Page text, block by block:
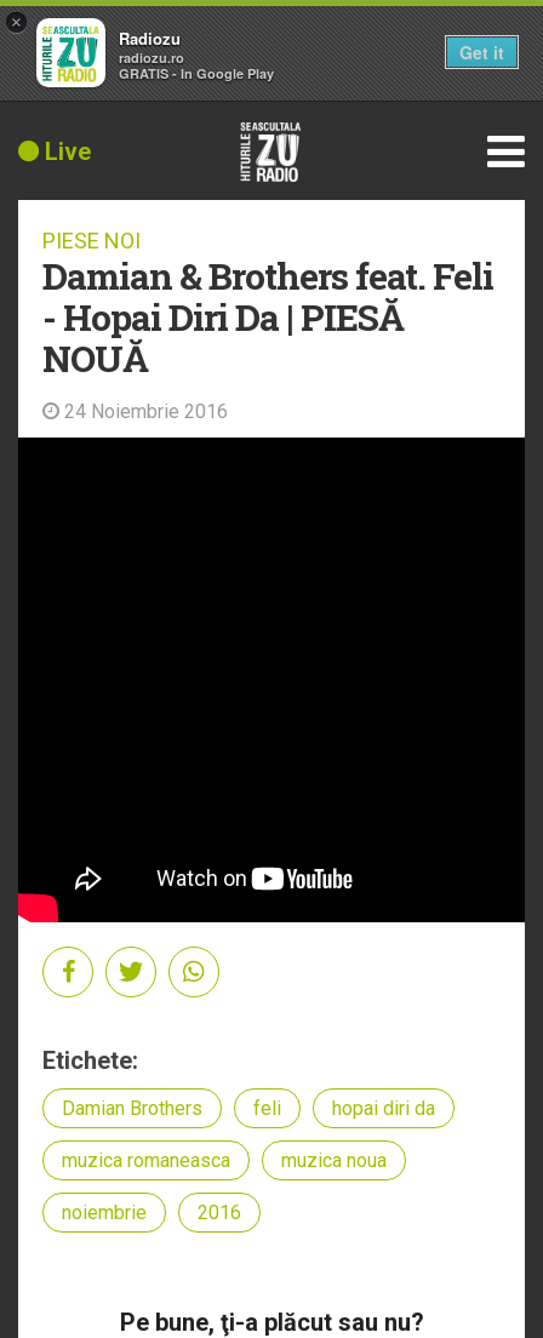
Live
PIESE NOI
Damian & Brothers feat. Feli
- Hopai Diri Da | PIESĂ
NOUĂ
24 Noiembrie 2016
Etichete:
Damian Brothers feli hopai diri da
muzica romaneasca muzica noua
noiembrie 2016
Pe bune, ţi-a plăcut sau nu?
×
Radiozu
radiozu.ro
GRATIS - In Google Play
Get it